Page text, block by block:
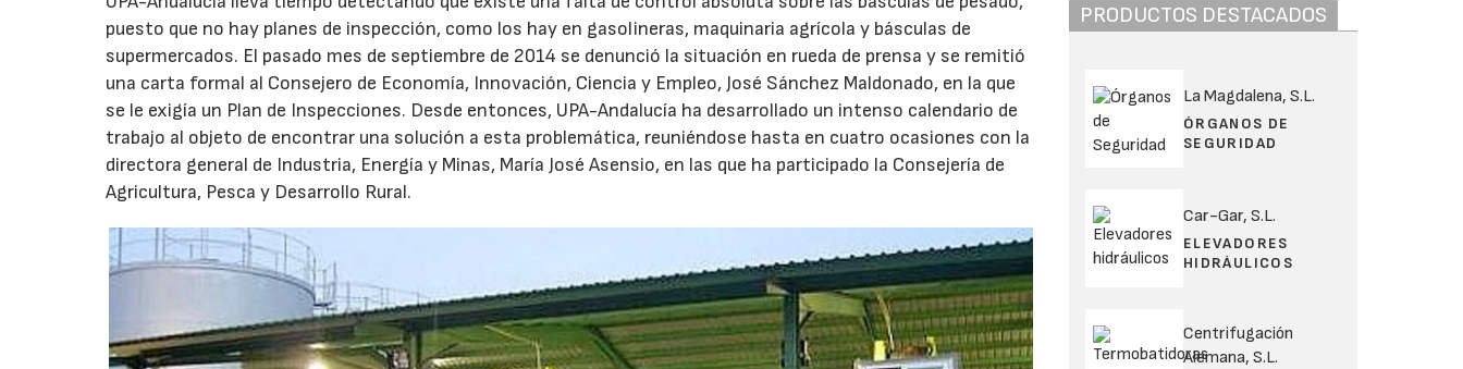
puesto que no hay planes de inspección, como los hay en gasolineras, maquinaria agrícola y básculas de
supermercados. El pasado mes de septiembre de 2014 se denunció la situación en rueda de prensa y se remitió
una carta formal al Consejero de Economía, Innovación, Ciencia y Empleo, José Sánchez Maldonado, en la que
se le exigía un Plan de Inspecciones. Desde entonces, UPA-Andalucía ha desarrollado un intenso calendario de
trabajo al objeto de encontrar una solución a esta problemática, reuniéndose hasta en cuatro ocasiones con la
directora general de Industria, Energía y Minas, María José Asensio, en las que ha participado la Consejería de
Agricultura, Pesca y Desarrollo Rural.
PRODUCTOS DESTACADOS
La Magdalena, S.L.
ÓRGANOS DE
SEGURIDAD
Car-Gar, S.L.
ELEVADORES
HIDRÁULICOS
Centrifugación
Alemana, S.L.